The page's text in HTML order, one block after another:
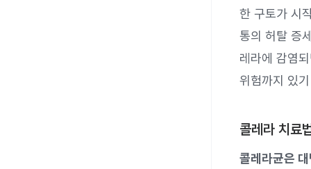
한 구토가 시
통의 허탈 증
레라에 감염
위험까지 있
콜레라 치료
콜레라균은